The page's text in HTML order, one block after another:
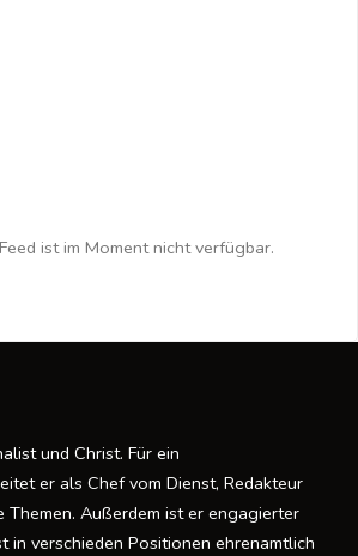
ist im Moment nicht verfügbar.
und Christ. Für ein
er als Chef vom Dienst, Redakteur
Außerdem ist er engagierter
in verschieden Positionen ehrenamtlich